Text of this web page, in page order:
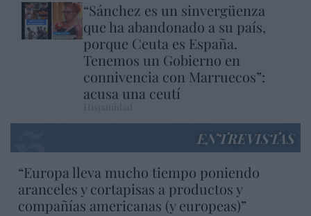
“Sánchez es un sinvergüenza
que ha abandonado a su país,
porque Ceuta es España.
Tenemos un Gobierno en
connivencia con Marruecos”:
acusa una ceutí
ENTREVISTAS
“Europa lleva mucho tiempo poniendo
aranceles y cortapisas a productos y
compañías americanas (y europeas)”